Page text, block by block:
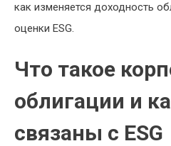
как изменяется доходность
оценки ESG.
Что такое
облигации и
связаны с ESG